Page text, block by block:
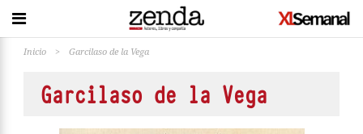
Inicio > Garcilaso de la Vega
Garcilaso de la Vega